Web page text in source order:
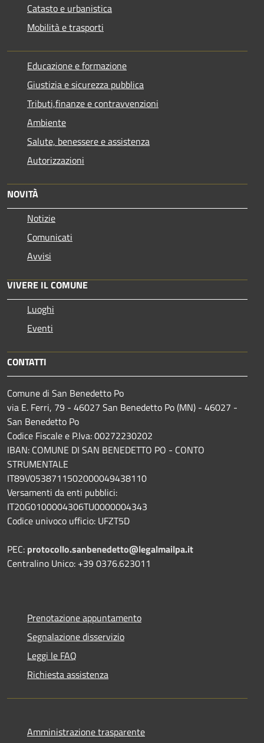
Catasto e urbanistica
Mobilità e trasporti
Educazione e formazione
Giustizia e sicurezza pubblica
Tributi,finanze e contravvenzioni
Ambiente
Salute, benessere e assistenza
Autorizzazioni
NOVITÀ
Notizie
Comunicati
Avvisi
VIVERE IL COMUNE
Luoghi
Eventi
CONTATTI
Comune di San Benedetto Po
via E. Ferri, 79 - 46027 San Benedetto Po (MN) - 46027 -
San Benedetto Po
Codice Fiscale e P.Iva: 00272230202
IBAN: COMUNE DI SAN BENEDETTO PO - CONTO
STRUMENTALE
IT89V0538711502000049438110
Versamenti da enti pubblici:
IT20G0100004306TU0000004343
Codice univoco ufficio: UFZT5D
PEC: protocollo.sanbenedetto@legalmailpa.it
Centralino Unico: +39 0376.623011
Prenotazione appuntamento
Segnalazione disservizio
Leggi le FAQ
Richiesta assistenza
Amministrazione trasparente